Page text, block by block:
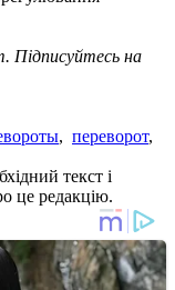
Підписуйтесь на
, переворот,
текст і
це редакцію.